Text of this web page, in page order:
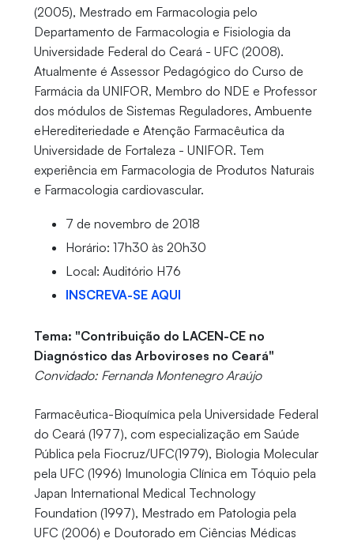
(2005), Mestrado em Farmacologia pelo
Departamento de Farmacologia e Fisiologia da
Universidade Federal do Ceará - UFC (2008).
Atualmente é Assessor Pedagógico do Curso de
Farmácia da UNIFOR, Membro do NDE e Professor
dos módulos de Sistemas Reguladores, Ambuente
eHerediteriedade e Atenção Farmacêutica da
Universidade de Fortaleza - UNIFOR. Tem
experiência em Farmacologia de Produtos Naturais
e Farmacologia cardiovascular.
7 de novembro de 2018
Horário: 17h30 às 20h30
Local: Auditório H76
INSCREVA-SE AQUI
Tema: "Contribuição do LACEN-CE no
Diagnóstico das Arboviroses no Ceará"
Convidado: Fernanda Montenegro Araújo
Farmacêutica-Bioquímica pela Universidade Federal
do Ceará (1977), com especialização em Saúde
Pública pela Fiocruz/UFC(1979), Biologia Molecular
pela UFC (1996) Imunologia Clínica em Tóquio pela
Japan International Medical Technology
Foundation (1997), Mestrado em Patologia pela
UFC (2006) e Doutorado em Ciências Médicas